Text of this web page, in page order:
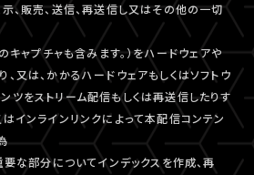
示、販売、送信、再送信し又はその他の一切
ャプチャも含みます。）をハードウェアや
、又は、かかるハードウェアもしくはソフトウ
ツをストリーム配信もしくは再送信したりす
はインラインリンクによって本配信コンテン
な部分についてインデックスを作成、再